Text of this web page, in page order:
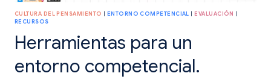
CULTURA DEL PENSAMIENTO | ENTORNO COMPETENCIAL |EVALUACIÓN |
RECURSOS
Herramientas para un
entorno competencial.